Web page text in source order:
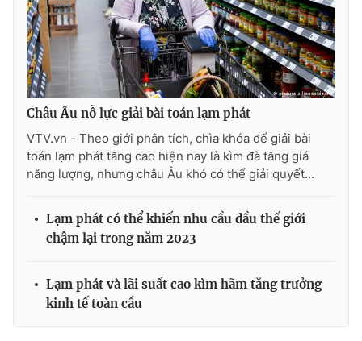
Châu Âu nỗ lực giải bài toán lạm phát
VTV.vn - Theo giới phân tích, chìa khóa để giải bài
toán lạm phát tăng cao hiện nay là kìm đà tăng giá
năng lượng, nhưng châu Âu khó có thể giải quyết...
Lạm phát có thể khiến nhu cầu dầu thế giới
chậm lại trong năm 2023
Lạm phát và lãi suất cao kìm hãm tăng trưởng
kinh tế toàn cầu